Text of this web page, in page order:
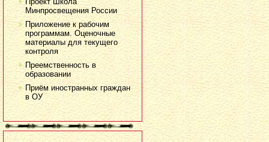
Минпросвещения России
Приложение к рабочим
программам. Оценочные
материалы для текущего
контроля
Преемственность в
образовании
Приём иностранных граждан
в ОУ